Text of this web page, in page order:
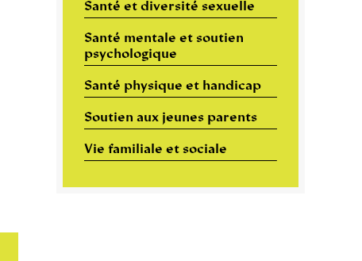
Santé et diversité sexuelle
Santé mentale et soutien
psychologique
Santé physique et handicap
Soutien aux jeunes parents
Vie familiale et sociale